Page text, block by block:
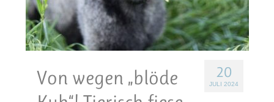
20
JULI 2024
Von wegen „blöde